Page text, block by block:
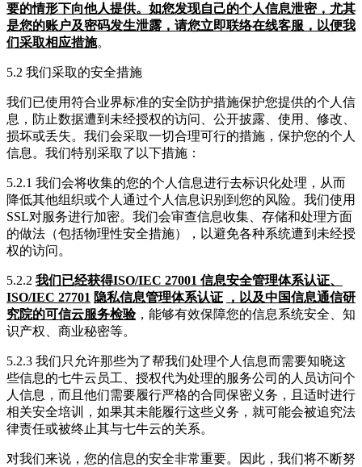
要的情形下向他人提供。如您发现自己的个人信息泄密，尤其
是您的账户及密码发生泄露，请您立即联络在线客服，以便我
们采取相应措施。
5.2 我们采取的安全措施
我们已使用符合业界标准的安全防护措施保护您提供的个人信
息，防止数据遭到未经授权的访问、公开披露、使用、修改、
损坏或丢失。我们会采取一切合理可行的措施，保护您的个人
信息。我们特别采取了以下措施：
5.2.1 我们会将收集的您的个人信息进行去标识化处理，从而
降低其他组织或个人通过个人信息识别到您的风险。我们使用
SSL对服务进行加密。我们会审查信息收集、存储和处理方面
的做法（包括物理性安全措施），以避免各种系统遭到未经授
权的访问。
5.2.2 我们已经获得ISO/IEC 27001 信息安全管理体系认证、
ISO/IEC 27701 隐私信息管理体系认证
，以及中国信息通信研
究院的可信云服务检验，能够有效保障您的信息系统安全、知
识产权、商业秘密等。
5.2.3 我们只允许那些为了帮我们处理个人信息而需要知晓这
些信息的七牛云员工、授权代为处理的服务公司的人员访问个
人信息，而且他们需要履行严格的合同保密义务，且适时进行
相关安全培训，如果其未能履行这些义务，就可能会被追究法
律责任或被终止其与七牛云的关系。
对我们来说，您的信息的安全非常重要。因此，我们将不断努